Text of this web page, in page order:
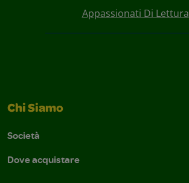
Appassionati Di Lettura
Chi Siamo
Società
Dove acquistare